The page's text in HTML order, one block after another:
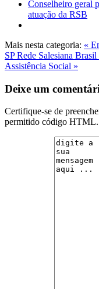
Conselheiro geral
atuação da RSB
Mais nesta categoria: «
SPRede Salesiana
Assistência Social »
Deixe um
Certifique-se de
permitido código HTML.